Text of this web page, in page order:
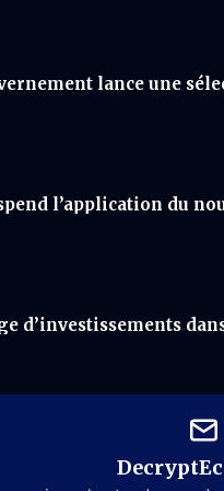
lance une
l’application du
d’investissements